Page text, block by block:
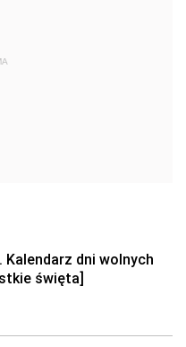
Kalendarz dni wolnych
święta]